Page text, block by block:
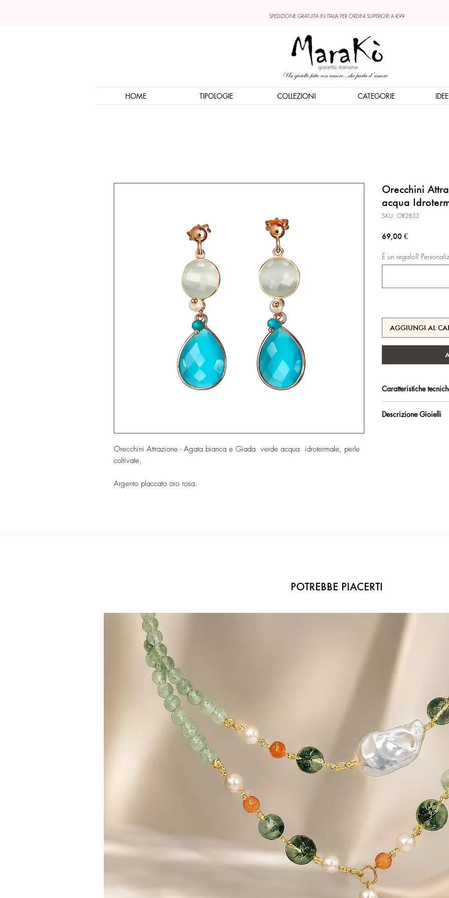
SPEDIZIONE GRATUITA IN ITALIA PER ORDINI SUPERIORI A €99
HOME TIPOLOGIE COLLEZIONI CATEGORIE
Orecchini Attrazione - Agata bianca e Giada verde acqua idrotermale, perle
coltivate,
Argento placcato oro rosa.
Orecchini
acqua
SKU: OR2833
69,00 €Prezzo
É un regalo?
AGGIUNGI AL
Caratteristiche
trattamento
Descrizione Gioielli
POTREBBE PIACERTI